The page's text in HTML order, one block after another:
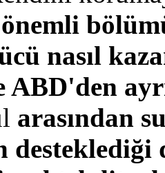
nasıl
ABD'den
arasından
desteklediği